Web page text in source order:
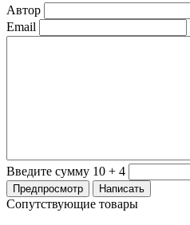
Автор
Email
Введите сумму 10 + 4
Сопутствующие товары